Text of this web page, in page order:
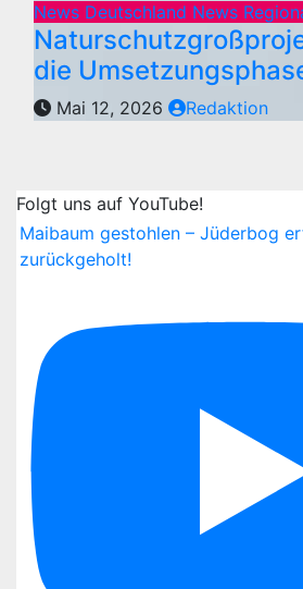
News Deutschland News
die
Mai 12, 2026 Redaktion
Folgt uns auf YouTube!
Maibaum gestohlen – Jüderbog
zurückgeholt!